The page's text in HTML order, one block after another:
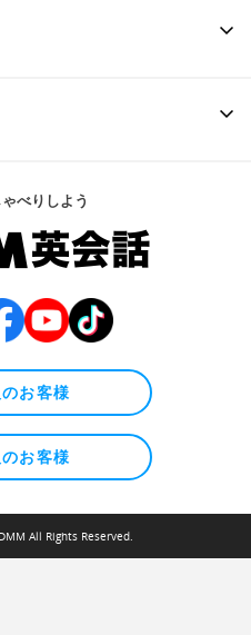
べりしよう
お客様
お客様
All Rights Reserved.